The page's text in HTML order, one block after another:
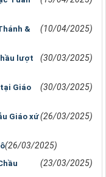
&
(10/04/2025)
lượt
(30/03/2025)
Giáo
(30/03/2025)
Giáo xứ(26/03/2025)
(26/03/2025)
(23/03/2025)